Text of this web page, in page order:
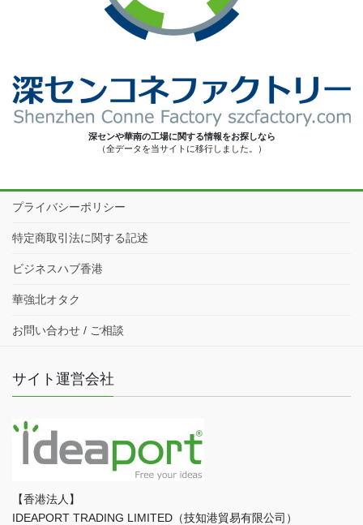
深センや華南の工場に関する情報をお探しなら
（全データを当サイトに移行しました。）
プライバシーポリシー
特定商取引法に関する記述
ビジネスハブ香港
華強北オタク
お問い合わせ / ご相談
サイト運営会社
【香港法人】
IDEAPORT TRADING LIMITED（技知港貿易有限公司）